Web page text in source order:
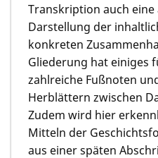
Transkription auch
Darstellung der
konkreten
Gliederung hat einiges
zahlreiche Fußnoten
Herblättern zwischen
Zudem wird hier
Mitteln der
aus einer späten